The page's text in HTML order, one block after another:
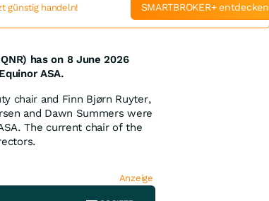
has on 8 June 2026
ASA.
chair and Finn Bjørn Ruyter,
and Dawn Summers were
The current chair of the
Anzeige
günstig handeln! SMARTBROKER+ entdecken